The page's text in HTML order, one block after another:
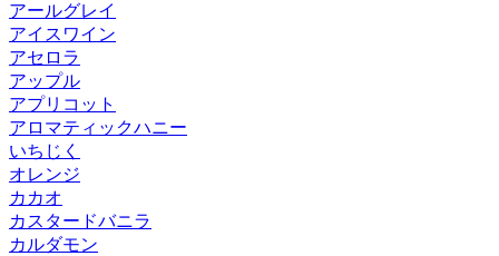
アールグレイ
アイスワイン
アセロラ
アップル
アプリコット
アロマティックハニー
いちじく
オレンジ
カカオ
カスタードバニラ
カルダモン